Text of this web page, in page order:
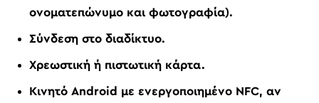
ονοματεπώνυμο και φωτογραφία).
Σύνδεση στο διαδίκτυο.
Χρεωστική ή πιστωτική κάρτα.
Κινητό Android με ενεργοποιημένο NFC, αν